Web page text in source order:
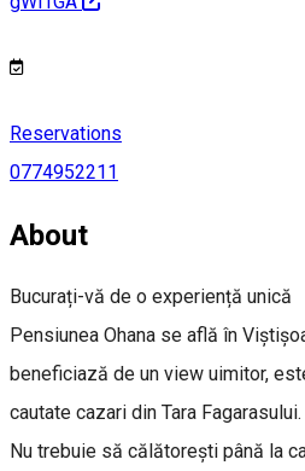
Reservations
0774952211
About
Bucurați-vă de o experiență unică
Pensiunea Ohana se află în
beneficiază de un view uimitor,
cautate cazari din Tara Fagarasului.
Nu trebuie să călătorești până la